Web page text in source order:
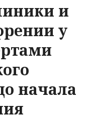
и
у
начала